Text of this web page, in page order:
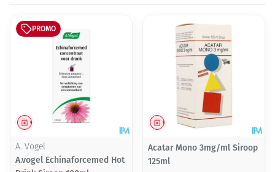
PROMO
Geneesmiddel
A. Vogel
A.vogel Echinaforcemed Hot
Geneesmiddel
Acatar Mono 3mg/ml Siroop
125ml